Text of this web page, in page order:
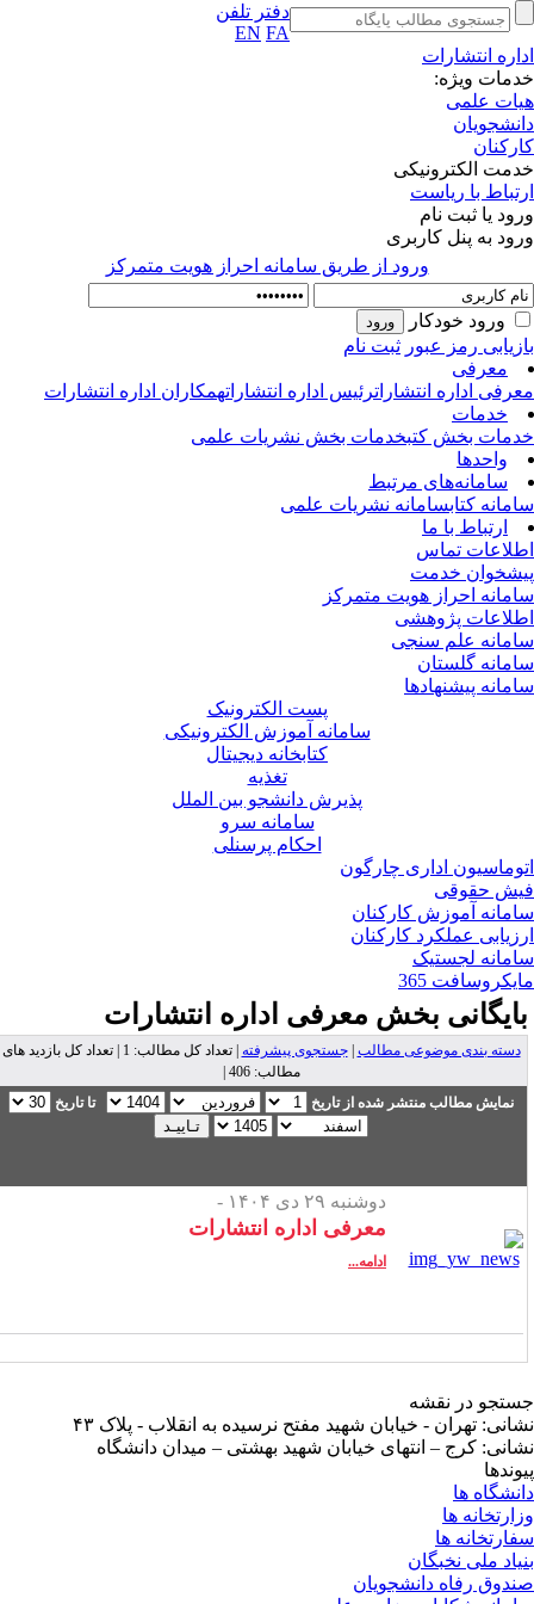
دفتر تلفن
EN FA
انتشارات
ویژه:
علمی
الکترونیکی
با ریاست
یا ثبت نام
به پنل کاربری
ورود از طريق سامانه احراز هويت متمركز
ورود خودکار
رمز عبور ثبت نام
معرفی
اداره انتشارات رئیس اداره انتشارات همکاران اداره انتشارات
خدمات
بخش کتبخدمات بخش نشریات علمی
واحدها
سامانه‌های مرتبط
کتابسامانه نشریات علمی
ارتباط با ما
تماس
خدمت
احراز هویت متمرکز
پژوهشی
علم سنجی
گلستان
پیشنهادها
پست الکترونیک
سامانه آموزش الکترونیکی
کتابخانه دیجیتال
تغذیه
پذیرش دانشجو بین الملل
سامانه سرو
احکام پرسنلی
اداری چارگون
حقوقی
آموزش کارکنان
عملکرد کارکنان
لجستیک
365
بخشمعرفی اداره انتشارات
دسته بندی موضوعی مطالب|جستجوی پیشرفته
| تعداد کل مطالب: 1 | تعداد کل بازدید های
مطالب: 406 |
نمایش مطالب منتشر شده از تاریخ
تا تاریخ
دوشنبه ۲۹ دی ۱۴۰۴ -
معرفی اداره انتشارات
ادامه...
در نقشه
تهران - خیابان شهید مفتح نرسیده به انقلاب - پلاک ۴۳
کرج – انتهای خیابان شهید بهشتی – میدان دانشگاه
ها
ها
ها
ملی نخبگان
رفاه دانشجویان